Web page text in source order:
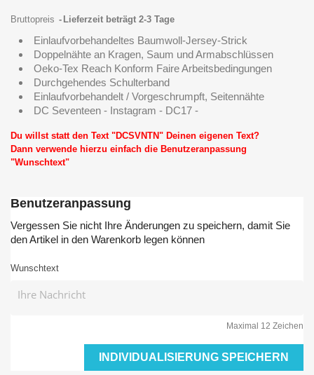
Bruttopreis Lieferzeit beträgt 2-3 Tage
Einlaufvorbehandeltes Baumwoll-Jersey-Strick
Doppelnähte an Kragen, Saum und Armabschlüssen
Oeko-Tex Reach Konform Faire Arbeitsbedingungen
Durchgehendes Schulterband
Einlaufvorbehandelt / Vorgeschrumpft, Seitennähte
DC Seventeen - Instagram - DC17 -
Du willst statt den Text "DCSVNTN" Deinen eigenen Text?
Dann verwende hierzu einfach die Benutzeranpassung
"Wunschtext"
Benutzeranpassung
Vergessen Sie nicht Ihre Änderungen zu speichern, damit Sie
den Artikel in den Warenkorb legen können
Wunschtext
Maximal 12 Zeichen
INDIVIDUALISIERUNG SPEICHERN